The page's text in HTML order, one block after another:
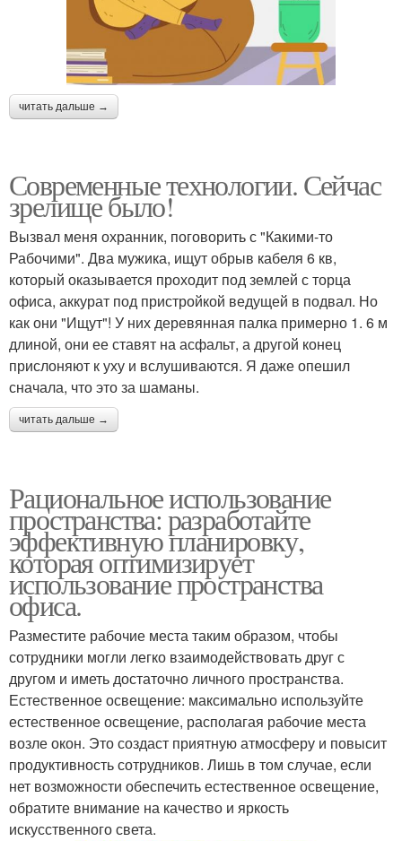
читать дальше →
Современные технологии. Сейчас
зрелище было!
Вызвал меня охранник, поговорить с "Какими-то
Рабочими". Два мужика, ищут обрыв кабеля 6 кв,
который оказывается проходит под землей с торца
офиса, аккурат под пристройкой ведущей в подвал. Но
как они "Ищут"! У них деревянная палка примерно 1. 6 м
длиной, они ее ставят на асфальт, а другой конец
прислоняют к уху и вслушиваются. Я даже опешил
сначала, что это за шаманы.
читать дальше →
Рациональное использование
пространства: разработайте
эффективную планировку,
которая оптимизирует
использование пространства
офиса.
Разместите рабочие места таким образом, чтобы
сотрудники могли легко взаимодействовать друг с
другом и иметь достаточно личного пространства.
Естественное освещение: максимально используйте
естественное освещение, располагая рабочие места
возле окон. Это создаст приятную атмосферу и повысит
продуктивность сотрудников. Лишь в том случае, если
нет возможности обеспечить естественное освещение,
обратите внимание на качество и яркость
искусственного света.